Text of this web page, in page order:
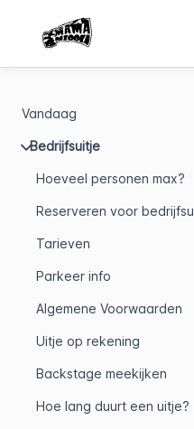
Vandaag
Bedrijfsuitje
Hoeveel personen max?
Reserveren voor
Tarieven
Parkeer info
Algemene Voorwaarden
Uitje op rekening
Backstage meekijken
Hoe lang duurt een uitje?